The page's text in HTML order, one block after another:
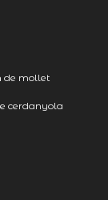
de mollet
cerdanyola